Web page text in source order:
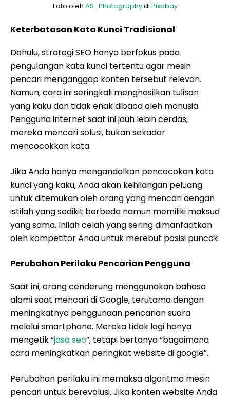
Foto oleh AS_Photographydi Pixabay
Keterbatasan Kata Kunci Tradisional
Dahulu, strategi SEO hanya berfokus pada
pengulangan kata kunci tertentu agar mesin
pencari menganggap konten tersebut relevan.
Namun, cara ini seringkali menghasilkan tulisan
yang kaku dan tidak enak dibaca oleh manusia.
Pengguna internet saat ini jauh lebih cerdas;
mereka mencari solusi, bukan sekadar
mencocokkan kata.
Jika Anda hanya mengandalkan pencocokan kata
kunci yang kaku, Anda akan kehilangan peluang
untuk ditemukan oleh orang yang mencari dengan
istilah yang sedikit berbeda namun memiliki maksud
yang sama. Inilah celah yang sering dimanfaatkan
oleh kompetitor Anda untuk merebut posisi puncak.
Perubahan Perilaku Pencarian Pengguna
Saat ini, orang cenderung menggunakan bahasa
alami saat mencari di Google, terutama dengan
meningkatnya penggunaan pencarian suara
melalui smartphone. Mereka tidak lagi hanya
mengetik “jasa seo”, tetapi bertanya “bagaimana
cara meningkatkan peringkat website di google”.
Perubahan perilaku ini memaksa algoritma mesin
pencari untuk berevolusi. Jika konten website Anda